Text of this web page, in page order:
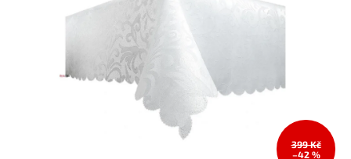
hvězdiček.
399 Kč
–42 %